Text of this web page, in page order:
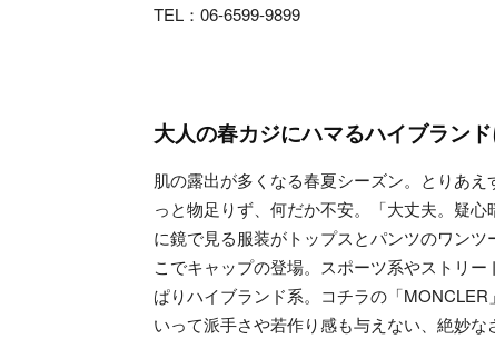
TEL：06-6599-9899
大人の春カジにハマるハイブラン
肌の露出が多くなる春夏シーズン。とりあ
っと物足りず、何だか不安。「大丈夫。疑
に鏡で見る服装がトップスとパンツのワン
こでキャップの登場。スポーツ系やストリ
ぱりハイブランド系。コチラの「
いって派手さや若作り感も与えない、絶妙